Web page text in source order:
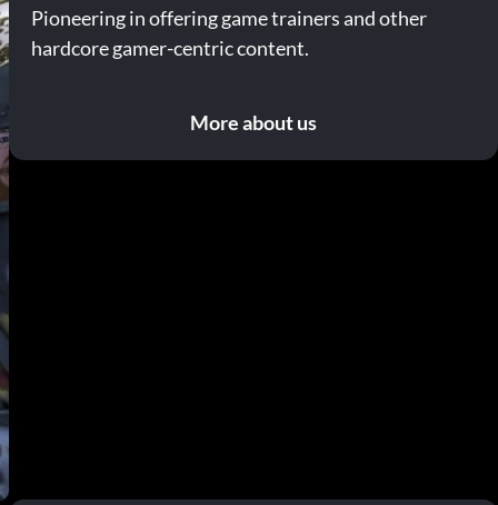
Pioneering in offering game trainers and other
hardcore gamer-centric content.
More about us